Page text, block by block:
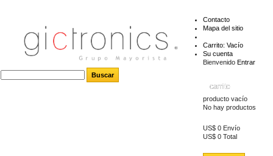
Contacto
Mapa del sitio
Carrito: Vacío
Su cuenta
Bienvenido Entrar
carrito
producto vacío
No hay productos
US$ 0 Envío
US$ 0 Total